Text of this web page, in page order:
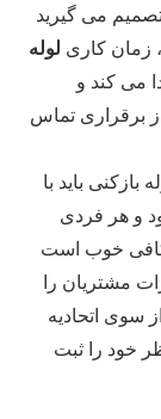
تصمیم می گیرید
زمان کاری لوله
می کند و
برقراری تماس
باید با
و هر فردی
کافی خوب است
مشتریان را
سوی اتحادیه
خود را ثبت